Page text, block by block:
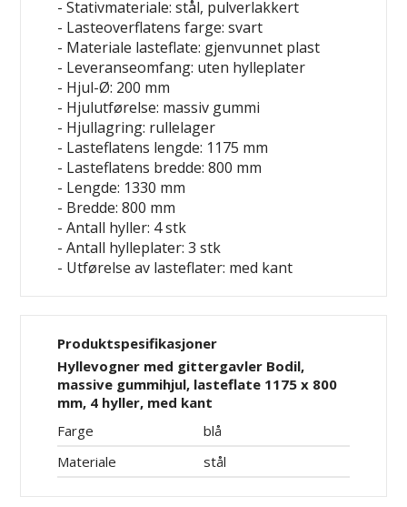
- Stativmateriale: stål, pulverlakkert
- Lasteoverflatens farge: svart
- Materiale lasteflate: gjenvunnet plast
- Leveranseomfang: uten hylleplater
- Hjul-Ø: 200 mm
- Hjulutførelse: massiv gummi
- Hjullagring: rullelager
- Lasteflatens lengde: 1175 mm
- Lasteflatens bredde: 800 mm
- Lengde: 1330 mm
- Bredde: 800 mm
- Antall hyller: 4 stk
- Antall hylleplater: 3 stk
- Utførelse av lasteflater: med kant
Produktspesifikasjoner
Hyllevogner med gittergavler Bodil,
massive gummihjul, lasteflate 1175 x 800
mm, 4 hyller, med kant
Farge
blå
Materiale
stål